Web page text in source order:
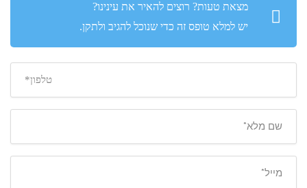
מצאת טעות? רוצים להאיר את עינינו?
יש למלא טופס זה כדי שנוכל להגיב ולתקן.